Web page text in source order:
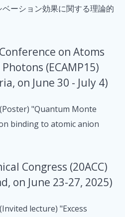
ーション効果に関する理論的
on Atoms
(ECAMP15)
on June 30 - July 4)
"Quantum Monte
binding to atomic anion
Congress (20ACC)
on June 23-27, 2025)
lecture) "Excess